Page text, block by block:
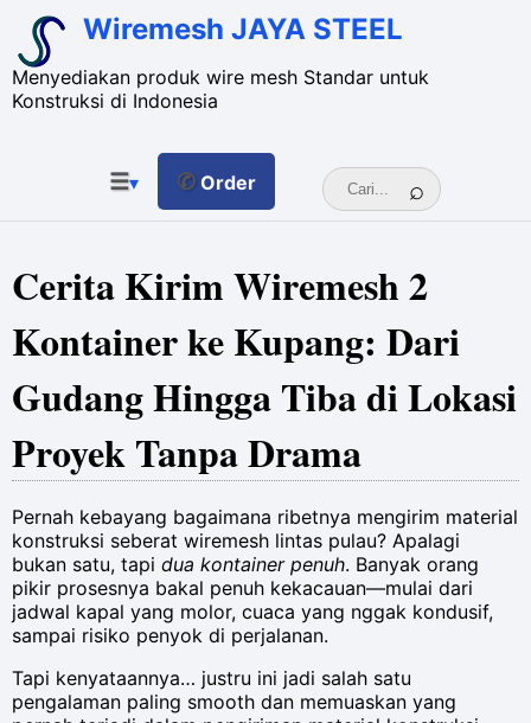
Wiremesh JAYA STEEL
Menyediakan produk wire mesh Standar untuk
Konstruksi di Indonesia
☰▾ ✆Order
Cerita Kirim Wiremesh 2
Kontainer ke Kupang: Dari
Gudang Hingga Tiba di Lokasi
Proyek Tanpa Drama
Pernah kebayang bagaimana ribetnya mengirim material
konstruksi seberat wiremesh lintas pulau? Apalagi
bukan satu, tapi dua kontainer penuh. Banyak orang
pikir prosesnya bakal penuh kekacauan—mulai dari
jadwal kapal yang molor, cuaca yang nggak kondusif,
sampai risiko penyok di perjalanan.
Tapi kenyataannya… justru ini jadi salah satu
pengalaman paling smooth dan memuaskan yang